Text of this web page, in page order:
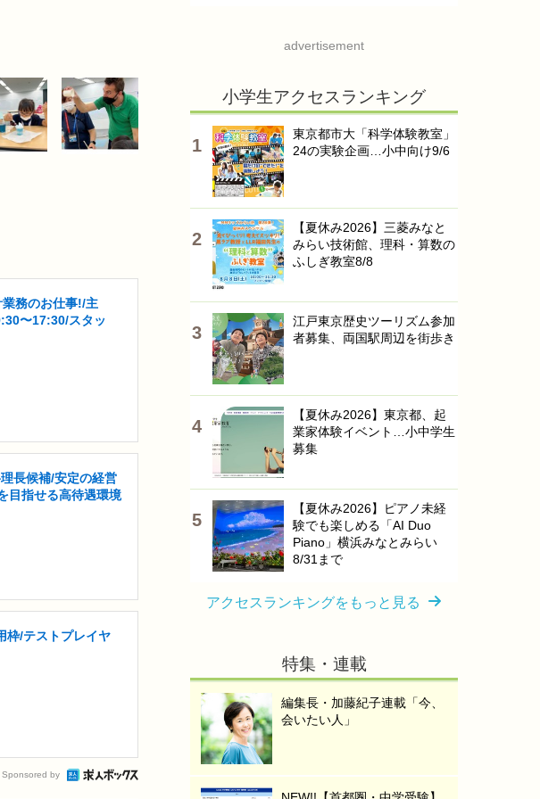
務のお仕事!/主
〜17:30/スタッ
長候補/安定の経営
目指せる高待遇環境
枠/テストプレイヤ
Sponsored by
advertisement
小学生アクセスランキング
東京都市大「科学体験教室」
24の実験企画…小中向け9/6
【夏休み2026】三菱みなと
みらい技術館、理科・算数の
ふしぎ教室8/8
江戸東京歴史ツーリズム参加
者募集、両国駅周辺を街歩き
【夏休み2026】東京都、起
業家体験イベント…小中学生
募集
【夏休み2026】ピアノ未経
験でも楽しめる「AI Duo
Piano」横浜みなとみらい
8/31まで
アクセスランキングをもっと見る
特集・連載
編集長・加藤紀子連載「今、
会いたい人」